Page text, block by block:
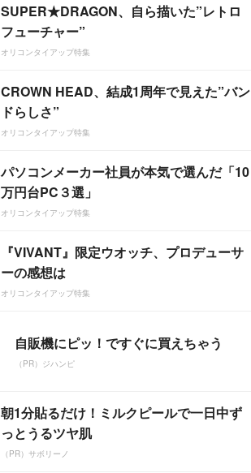
SUPER★DRAGON、自ら描いた”レトロ
フューチャー”
オリコンタイアップ特集
CROWN HEAD、結成1周年で見えた”バン
ドらしさ”
オリコンタイアップ特集
パソコンメーカー社員が本気で選んだ「10
万円台PC３選」
オリコンタイアップ特集
『VIVANT』限定ウオッチ、プロデューサ
ーの感想は
オリコンタイアップ特集
自販機にピッ！ですぐに買えちゃう
（PR）ジハンピ
朝1分貼るだけ！ミルクピールで一日中ず
っとうるツヤ肌
（PR）サボリーノ